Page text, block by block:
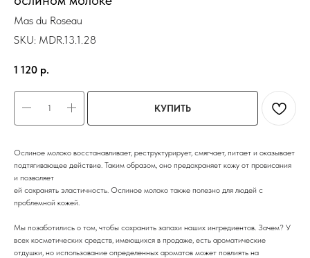
Mas du Roseau
SKU: MDR.13.1.28
1 120 р.
КУПИТЬ
Ослиное молоко восстанавливает, реструктурирует, смягчает, питает и оказывает
подтягивающее действие. Таким образом, оно предохраняет кожу от провисания
и позволяет
ей сохранять эластичность. Ослиное молоко также полезно для людей с
проблемной кожей.
Мы позаботились о том, чтобы сохранить запахи наших ингредиентов. Зачем? У
всех косметических средств, имеющихся в продаже, есть ароматические
отдушки, но использование определенных ароматов может повлиять на